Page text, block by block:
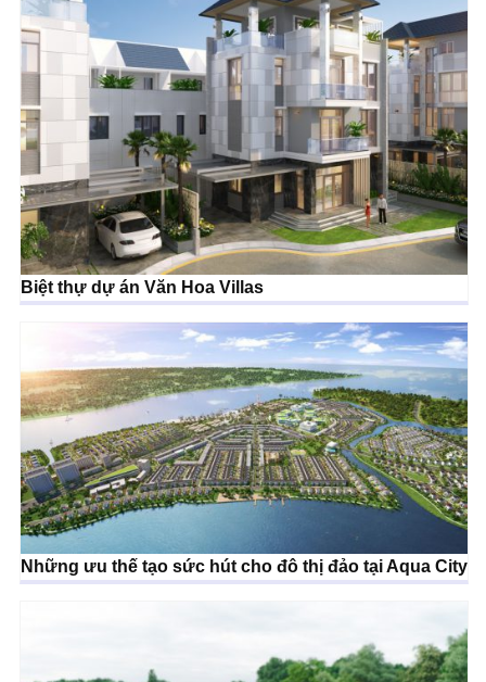
Biệt thự dự án Văn Hoa Villas
Những ưu thế tạo sức hút cho đô thị đảo tại Aqua City